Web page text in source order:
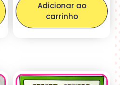
Adicionar ao
carrinho